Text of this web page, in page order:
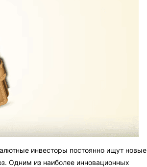
инвесторы постоянно ищут новые
Одним из наиболее инновационных